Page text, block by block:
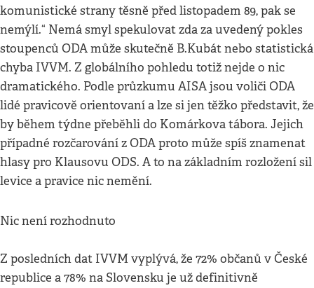
komunistické strany těsně před listopadem 89, pak se
nemýlí.“ Nemá smyl spekulovat zda za uvedený pokles
stoupenců ODA může skutečně B.Kubát nebo statistická
chyba IVVM. Z globálního pohledu totiž nejde o nic
dramatického. Podle průzkumu AISA jsou voliči ODA
lidé pravicově orientovaní a lze si jen těžko představit, že
by během týdne přeběhli do Komárkova tábora. Jejich
případné rozčarování z ODA proto může spíš znamenat
hlasy pro Klausovu ODS. A to na základním rozložení sil
levice a pravice nic nemění.
Nic není rozhodnuto
Z posledních dat IVVM vyplývá, že 72% občanů v České
republice a 78% na Slovensku je už definitivně